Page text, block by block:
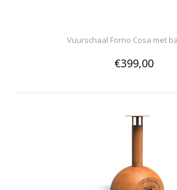
Vuurschaal Forno Cosa met
€399,00